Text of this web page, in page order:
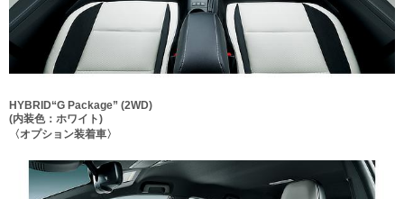
HYBRID“G Package” (2WD)
(内装色：ホワイト)
〈オプション装着車〉